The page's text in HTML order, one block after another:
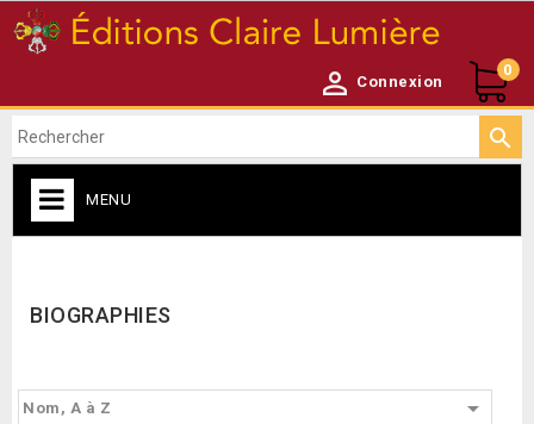
 Connexion
0

MENU
BIOGRAPHIES
Nom, A à Z 